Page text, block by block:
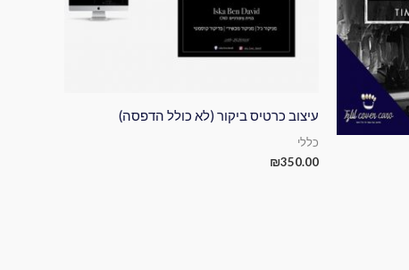
עיצוב כרטיס ביקור (לא כולל הדפסה)
כללי
₪350.00